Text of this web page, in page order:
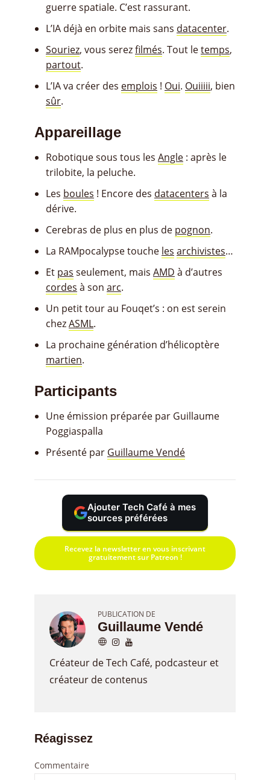
guerre spatiale. C’est rassurant.
L’IA déjà en orbite mais sans datacenter.
Souriez, vous serezfilmés. Tout letemps,
partout.
L’IA va créer des emplois ! Oui. Ouiiiii, bien
sûr.
Appareillage
Robotique sous tous les Angle : après le
trilobite, la peluche.
Les boules ! Encore des datacenters à la
dérive.
Cerebras de plus en plus de pognon.
La RAMpocalypse touche les archivistes…
Et pas seulement, mais AMD à d’autres
cordes à son arc.
Un petit tour au Fouqet’s : on est serein
chezASML.
La prochaine génération d’hélicoptère
martien.
Participants
Une émission préparée par Guillaume
Poggiaspalla
Présenté par Guillaume Vendé
Ajouter Tech Café à mes
sources préférées
Recevez la newsletter en vous inscrivant
gratuitement sur Patreon !
PUBLICATION DE
Guillaume Vendé
Créateur de Tech Café, podcasteur et
créateur de contenus
Réagissez
Commentaire